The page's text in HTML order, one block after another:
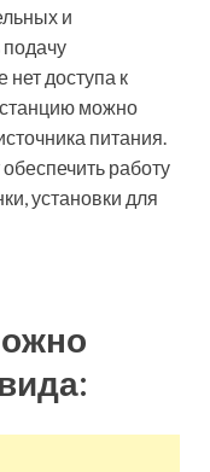
и
нет доступа к
можно
питания.
работу
установки для